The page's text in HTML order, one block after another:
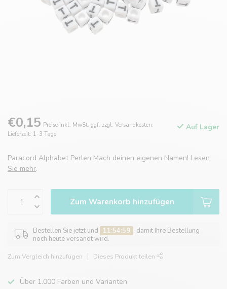
€0,15 Preise inkl. MwSt. ggf. zzgl. Versandkosten.
Lieferzeit: 1-3 Tage
Auf Lager
Paracord Alphabet Perlen Mach deinen eigenen Namen! Lesen
Sie mehr.
Zum Warenkorb hinzufügen
Bestellen Sie jetzt und 11:54:59 , damit Ihre Bestellung
noch heute versandt wird.
Zum Vergleich hinzufügen Dieses Produkt teilen
Über 1.000 Farben und Varianten